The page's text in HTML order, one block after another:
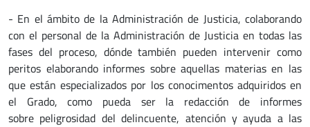
- En el ámbito de la Administración de Justicia, colaborando
con el personal de la Administración de Justicia en todas las
fases del proceso, dónde también pueden intervenir como
peritos elaborando informes sobre aquellas materias en las
que están especializados por los conocimentos adquiridos en
el Grado, como pueda ser la redacción de informes
sobre peligrosidad del delincuente, atención y ayuda a las